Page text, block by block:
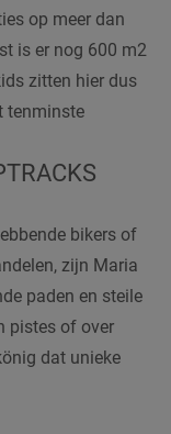
op meer dan
is er nog 600 m2
zitten hier dus
tenminste
bikers of
zijn Maria
paden en steile
pistes of over
dat unieke